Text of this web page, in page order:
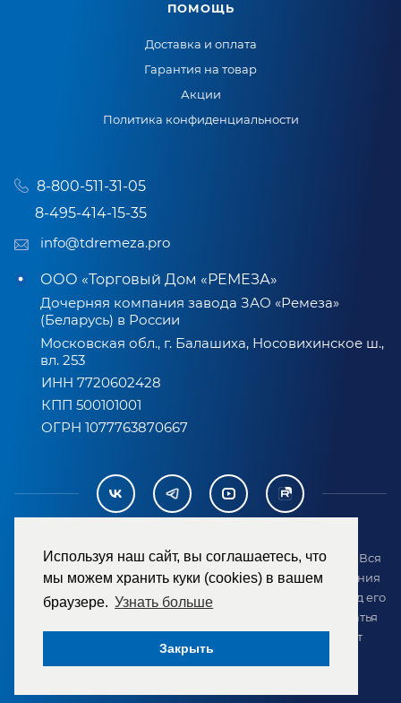
Используя наш сайт, вы соглашаетесь, что
мы можем хранить куки (cookies) в вашем
браузере. Узнать больше
Закрыть
ПОМОЩЬ
Доставка и оплата
Гарантия на товар
Акции
Политика конфиденциальности
8-800-511-31-05
8-495-414-15-35
info@tdremeza.pro
ООО «Торговый Дом «РЕМЕЗА»
Дочерняя компания завода ЗАО «Ремеза»
(Беларусь) в России
Московская обл., г. Балашиха, Носовихинское ш.,
вл. 253
ИНН 7720602428
КПП 500101001
ОГРН 1077763870667
2007-2026 © ООО «ТД «РЕМЕЗА». Все права защищены. Вся
информация на сайте размещена в целях предоставления
возможности покупателю ознакомиться с товаром перед его
приобретением и не является публичной офертой (статья
437 ГК РФ). Внешний вид товара может отличаться от
представленного на сайте.